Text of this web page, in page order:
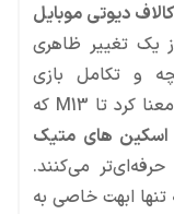
دیوتی موبایل
یک تغییر ظاهری
و تکامل بازی
محسوب می‌شوند. از فنک که سرعت را معنا کرد تا M13 که
اسکین های متیک
می‌کنند.
تنها ابهت خاصی به